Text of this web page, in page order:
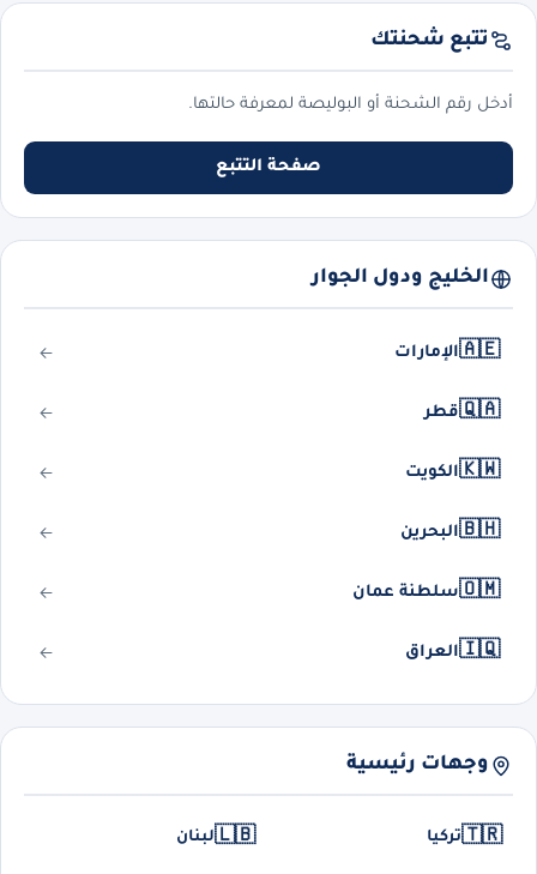
تتبع شحنتك
أدخل رقم الشحنة أو البوليصة لمعرفة حالتها.
صفحة التتبع
الخليج ودول الجوار
🇦🇪الإمارات
🇶🇦قطر
🇰🇼الكويت
🇧🇭البحرين
🇴🇲سلطنة عمان
🇮🇶العراق
وجهات رئيسية
🇹🇷تركيا 🇱🇧لبنان